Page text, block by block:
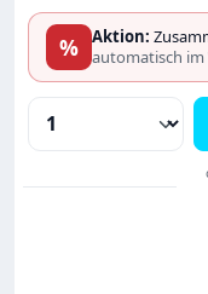
% Aktion:
automatisch
Produkt